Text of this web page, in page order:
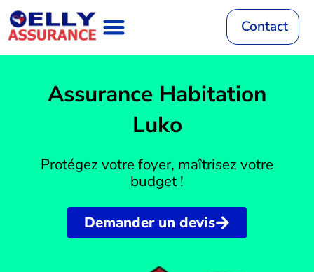
au
contenu
Contact
Assurance Habitation
Luko
Protégez votre foyer, maîtrisez votre
budget !
Demander un devis